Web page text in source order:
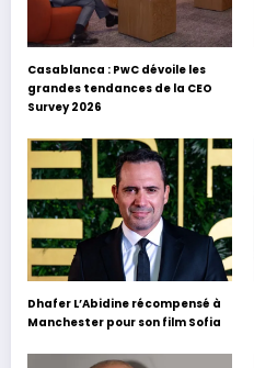
Casablanca : PwC dévoile les
grandes tendances de la CEO
Survey 2026
Dhafer L’Abidine récompensé à
Manchester pour son film Sofia